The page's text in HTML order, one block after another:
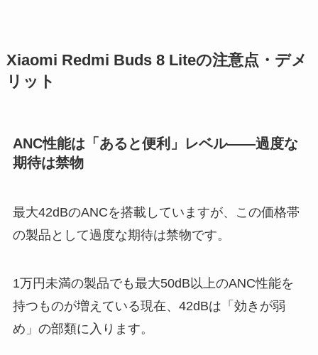
Xiaomi Redmi Buds 8 Liteの注意点・デメ
リット
ANC性能は「あると便利」レベル——過度な
期待は禁物
最大42dBのANCを搭載していますが、この価格帯
の製品として過度な期待は禁物です。
1万円未満の製品でも最大50dB以上のANC性能を
持つものが増えている現在、42dBは「効きが弱
め」の部類に入ります。